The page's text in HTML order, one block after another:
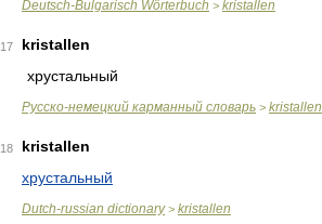
Deutsch-Bulgarisch Wörterbuch > kristallen
17
kristallen
хрустальный
Русско-немецкий карманный словарь > kristallen
18
kristallen
хрустальный
Dutch-russian dictionary> kristallen